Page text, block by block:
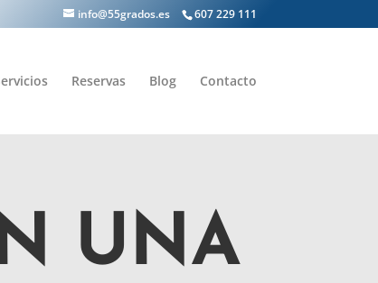
607 229 111
info@55grados.es
Reservas Blog Contacto
UNA